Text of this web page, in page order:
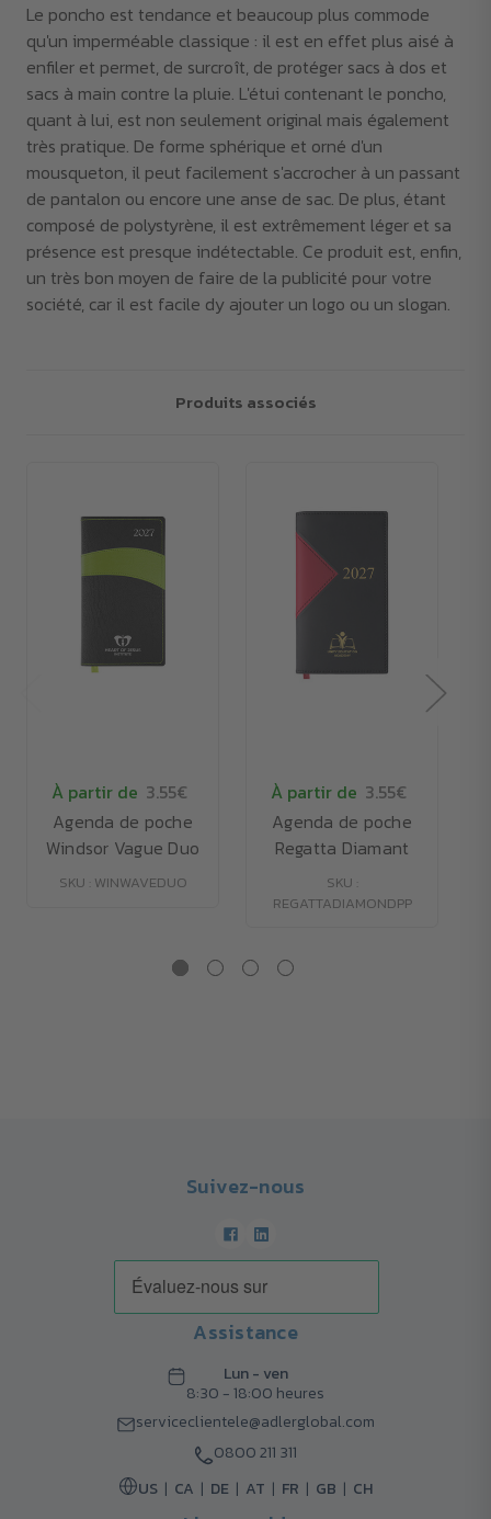
Le poncho est tendance et beaucoup plus commode
qu'un imperméable classique : il est en effet plus aisé à
enfiler et permet, de surcroît, de protéger sacs à dos et
sacs à main contre la pluie. L'étui contenant le poncho,
quant à lui, est non seulement original mais également
très pratique. De forme sphérique et orné d'un
mousqueton, il peut facilement s'accrocher à un passant
de pantalon ou encore une anse de sac. De plus, étant
composé de polystyrène, il est extrêmement léger et sa
présence est presque indétectable. Ce produit est, enfin,
un très bon moyen de faire de la publicité pour votre
société, car il est facile dy ajouter un logo ou un slogan.
Produits associés
À partir de 3.55€
Agenda de poche
Windsor Vague Duo
SKU : WINWAVEDUO
À partir de 3.55€
Agenda de poche
Regatta Diamant
SKU :
REGATTADIAMONDPP
Suivez-nous
Assistance
Lun - ven
8:30 - 18:00 heures
serviceclientele@adlerglobal.com
0800 211 311
US
CA DE AT FR GB CH